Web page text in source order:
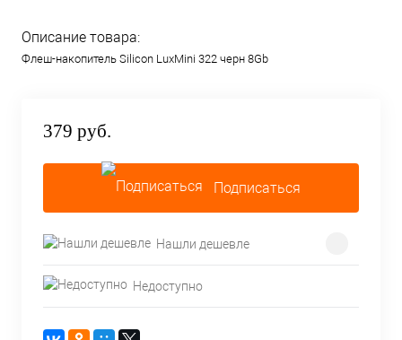
Описание товара:
Флеш-накопитель Silicon LuxMini 322 черн 8Gb
379 руб.
Подписаться
Нашли дешевле
Недоступно